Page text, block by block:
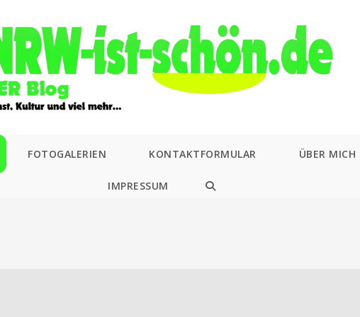
FOTOGALERIEN KONTAKTFORMULAR ÜBER MICH
IMPRESSUM
WEBSITE-